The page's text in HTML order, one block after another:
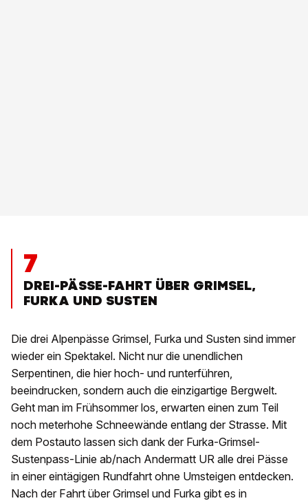
7
DREI-PÄSSE-FAHRT ÜBER GRIMSEL,
FURKA UND SUSTEN
Die drei Alpenpässe Grimsel, Furka und Susten sind immer
wieder ein Spektakel. Nicht nur die unendlichen
Serpentinen, die hier hoch- und runterführen,
beeindrucken, sondern auch die einzigartige Bergwelt.
Geht man im Frühsommer los, erwarten einen zum Teil
noch meterhohe Schneewände entlang der Strasse. Mit
dem Postauto lassen sich dank der Furka-Grimsel-
Sustenpass-Linie ab/nach Andermatt UR alle drei Pässe
in einer eintägigen Rundfahrt ohne Umsteigen entdecken.
Nach der Fahrt über Grimsel und Furka gibt es in